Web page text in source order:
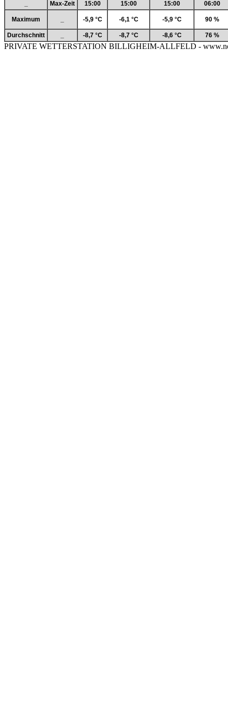
Max-Zeit 15:00 15:00 15:00 06:00
Maximum -5,9 °C -6,1 °C -5,9 °C 90 %
Durchschnitt -8,7 °C -8,7 °C -8,6 °C 76 %
PRIVATE WETTERSTATION BILLIGHEIM-ALLFELD -